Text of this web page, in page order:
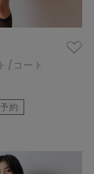
/コート
予約